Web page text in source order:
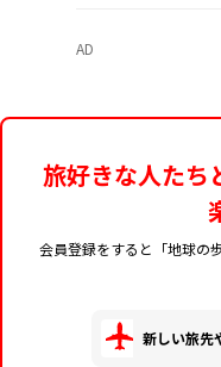
AD
旅好きな人たち
会員登録をすると「地球の
新しい旅先